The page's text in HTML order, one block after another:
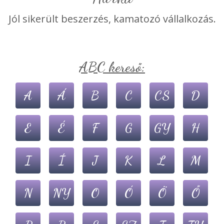
Jól sikerült beszerzés, kamatozó vállalkozás.
ABC kereső:
A Á B C CS D
E É F G GY H
I Í J K L M
N NY O Ó Ö Ő